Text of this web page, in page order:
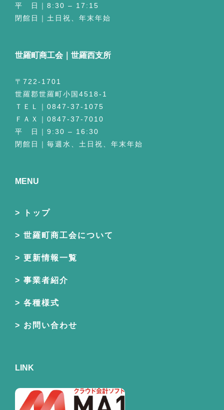
平 日｜8:30 – 17:15
閉館日｜土日祝、年末年始
世羅町商工会｜世羅西支所
〒722-1701
世羅郡世羅町小国4518-1
ＴＥＬ｜0847-37-1075
ＦＡＸ｜0847-37-7010
平 日｜9:30 – 16:30
閉館日｜毎週水、土日祝、年末年始
MENU
トップ
世羅町商工会について
更新情報一覧
事業者紹介
各種様式
お問い合わせ
LINK